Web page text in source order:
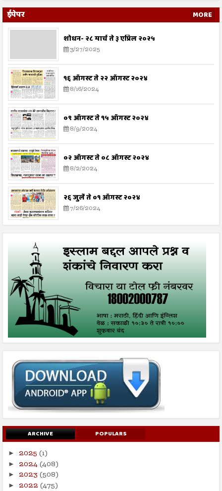
ईपेपर MORE
शोधन- २८ मार्च ते ३ एप्रिल २०२५
3/27/2025
१६ ऑगस्ट ते २२ ऑगस्ट २०२४
8/16/2024
०९ ऑगस्ट ते १५ ऑगस्ट २०२४
8/9/2024
०२ ऑगस्ट ते ०८ ऑगस्ट २०२४
8/2/2024
२६ जुलै ते ०१ ऑगस्ट २०२४
7/26/2024
ARCHIVE POPULARS
► 2025 (1)
► 2024(408)
► 2023 (508)
► 2022 (475)